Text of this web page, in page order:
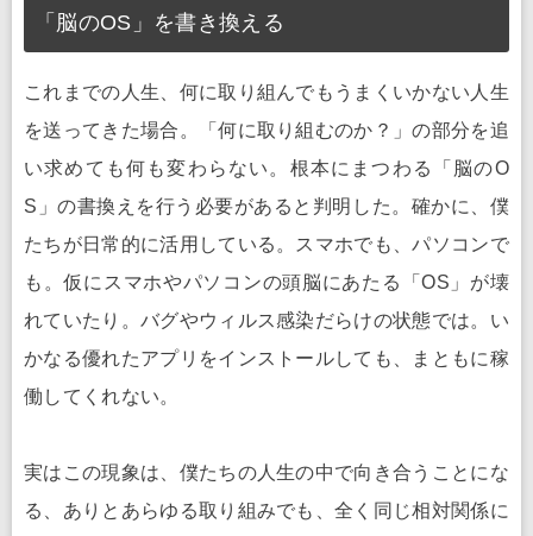
「脳のOS」を書き換える
これまでの人生、何に取り組んでもうまくいかない人生
を送ってきた場合。「何に取り組むのか？」の部分を追
い求めても何も変わらない。根本にまつわる「脳のO
S」の書換えを行う必要があると判明した。確かに、僕
たちが日常的に活用している。スマホでも、パソコンで
も。仮にスマホやパソコンの頭脳にあたる「OS」が壊
れていたり。バグやウィルス感染だらけの状態では。い
かなる優れたアプリをインストールしても、まともに稼
働してくれない。
実はこの現象は、僕たちの人生の中で向き合うことにな
る、ありとあらゆる取り組みでも、全く同じ相対関係に